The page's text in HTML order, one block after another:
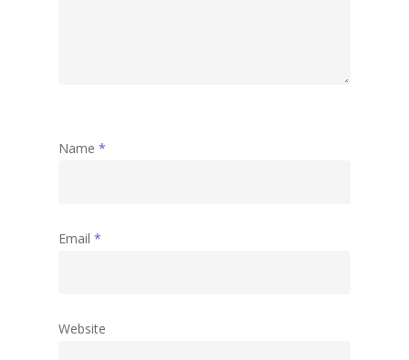
Name *
Email *
Website